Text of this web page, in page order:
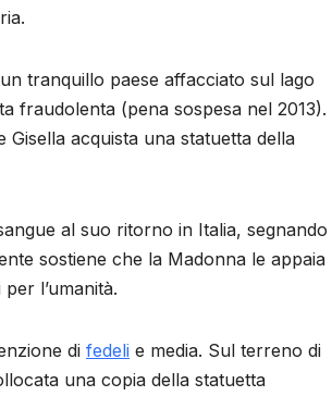
tranquillo paese affacciato sul lago
fraudolenta (pena sospesa nel 2013).
Gisella acquista una statuetta della
al suo ritorno in Italia, segnando
sostiene che la Madonna le appaia
l’umanità.
di fedeli e media. Sul terreno di
una copia della statuetta